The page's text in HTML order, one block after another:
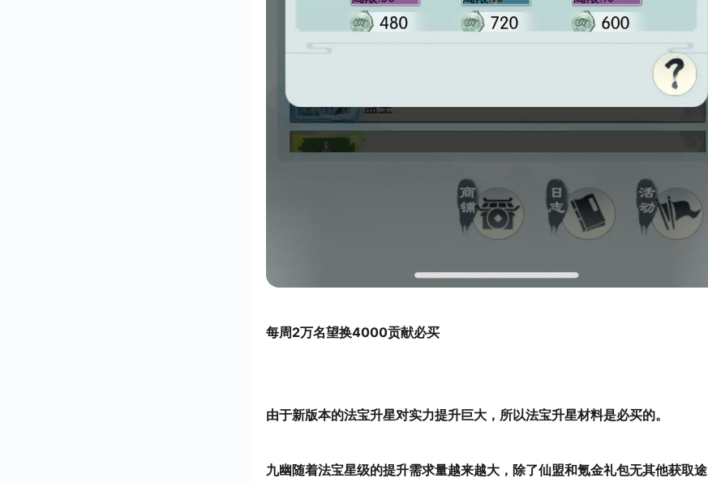
每周2万名望换4000贡献必买
由于新版本的法宝升星对实力提升巨大，所以法宝升星材料是必买的。
九幽随着法宝星级的提升需求量越来越大，除了仙盟和氪金礼包无其他获取途